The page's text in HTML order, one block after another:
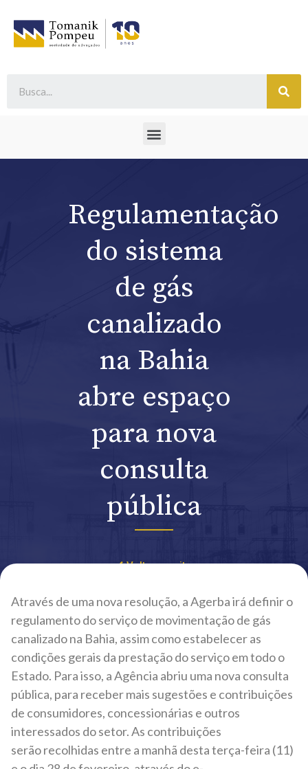
Regulamentação
do sistema
de gás
canalizado
na Bahia
abre espaço
para nova
consulta
pública
Voltar ao site
Através de uma nova resolução, a Agerba irá definir o
regulamento do serviço de movimentação de gás
canalizado na Bahia, assim como estabelecer as
condições gerais da prestação do serviço em todo o
Estado. Para isso, a Agência abriu uma nova consulta
pública, para receber mais sugestões e contribuições
de consumidores, concessionárias e outros
interessados do setor. As contribuições
serãorecolhidas entre a manhã desta terça-feira (11)